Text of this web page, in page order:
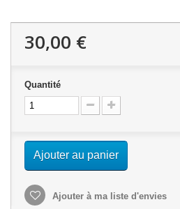
30,00 €
Quantité
Ajouter au panier
Ajouter à ma liste d'envies